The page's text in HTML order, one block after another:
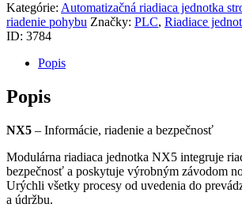
Kategórie: Automatizačná riadiaca jednotka
riadenie pohybu Značky: PLC, Riadiace
ID: 3784
Popis
Popis
NX5 – Informácie, riadenie a bezpečnosť
Modulárna riadiaca jednotka NX5 integruje
bezpečnosť a poskytuje výrobným závodom
Urýchli všetky procesy od uvedenia do
a údržbu.